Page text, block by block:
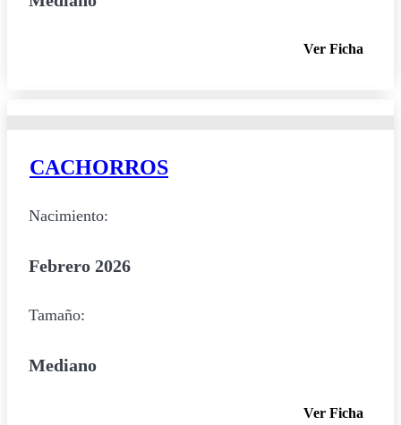
Ver Ficha
CACHORROS
Nacimiento:
Febrero 2026
Tamaño:
Mediano
Ver Ficha